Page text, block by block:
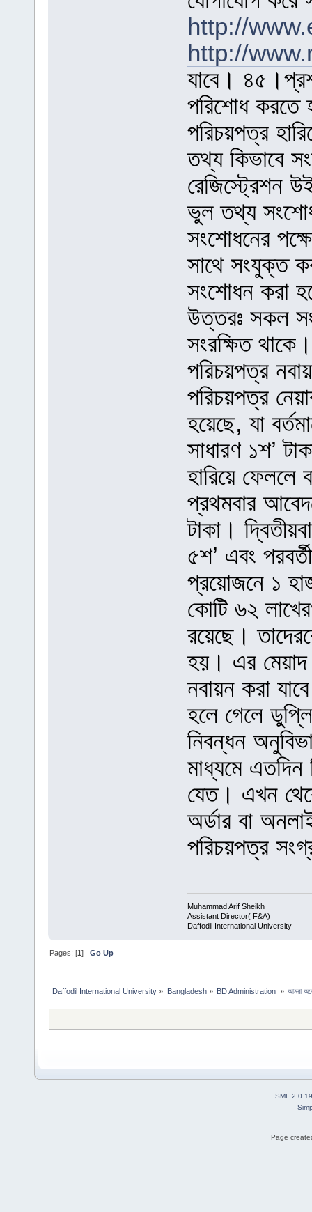
http://
http://
যাবে।
পরিশোধ করতে
পরিচয়পত্র
তথ্য কিভাবে
রেজিস্ট্রেশন
ভুল তথ্য
সংশোধনের
সাথে সংযুক্ত
সংশোধন করা
উত্তরঃ সকল
সংরক্ষিত
পরিচয়পত্র
পরিচয়পত্র
হয়েছে, যা
সাধারণ ১শ’
হারিয়ে ফেললে
প্রথমবার
টাকা।
৫শ’ এবং
প্রয়োজনে ১
কোটি ৬২
রয়েছে।
হয়। এর
নবায়ন করা
হলে গেলে
নিবন্ধন
মাধ্যমে এতদিন
যেত। এখন
অর্ডার বা
পরিচয়পত্র
Muhammad Arif Sheikh
Assistant Director( F&A)
Daffodil International University
Pages: [1]Go Up
Daffodil International University » Bangladesh» BD Administration » আমরা
SMF 2.0.19
Page